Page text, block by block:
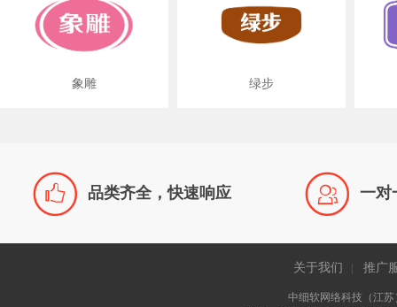
象雕 绿步
 品类齐全，快速响应  一对
关于我们 推广
中细软网络科技（江